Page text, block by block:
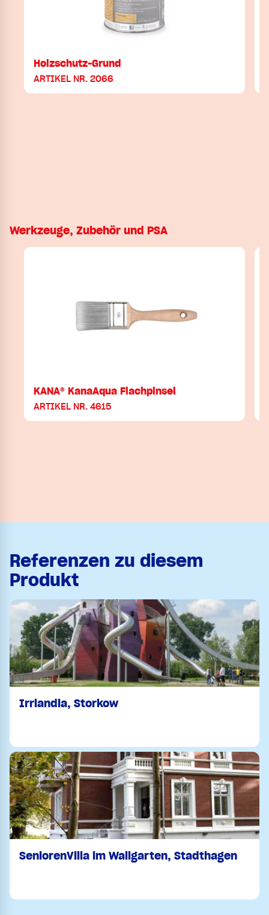
Holzschutz-Grund
ARTIKEL NR. 2066
Werkzeuge, Zubehör und PSA
KANA® KanaAqua Flachpinsel
ARTIKEL NR. 4615
Referenzen zu diesem
Produkt
Irrlandia, Storkow
SeniorenVilla im Wallgarten, Stadthagen